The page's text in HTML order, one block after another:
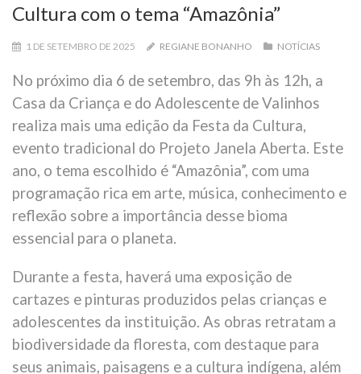
Cultura com o tema “Amazônia”
1 DE SETEMBRO DE 2025 REGIANE BONANHO NOTÍCIAS
No próximo dia 6 de setembro, das 9h às 12h, a
Casa da Criança e do Adolescente de Valinhos
realiza mais uma edição da Festa da Cultura,
evento tradicional do Projeto Janela Aberta. Este
ano, o tema escolhido é “Amazônia”, com uma
programação rica em arte, música, conhecimento e
reflexão sobre a importância desse bioma
essencial para o planeta.
Durante a festa, haverá uma exposição de
cartazes e pinturas produzidos pelas crianças e
adolescentes da instituição. As obras retratam a
biodiversidade da floresta, com destaque para
seus animais, paisagens e a cultura indígena, além